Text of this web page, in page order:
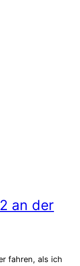
an der
fahren, als ich